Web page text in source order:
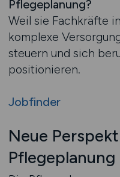
Pflegeplanung?
Weil sie Fachkräfte
komplexe
steuern und sich
positionieren.
Jobfinder
Neue
Pflegeplanung